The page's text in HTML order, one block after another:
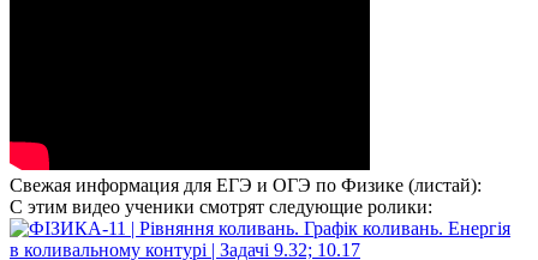
Свежая информация для ЕГЭ и ОГЭ по Физике (листай):
С этим видео ученики смотрят следующие ролики: